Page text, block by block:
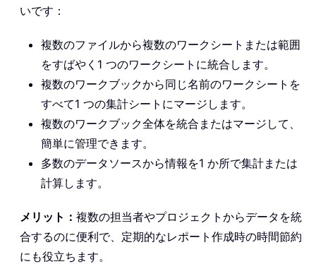
いです：
複数のファイルから複数のワークシートまたは範囲
をすばやく1 つのワークシートに統合します。
複数のワークブックから同じ名前のワークシートを
すべて1 つの集計シートにマージします。
複数のワークブック全体を統合またはマージして、
簡単に管理できます。
多数のデータソースから情報を1 か所で集計または
計算します。
メリット： 複数の担当者やプロジェクトからデータを統
合するのに便利で、定期的なレポート作成時の時間節約
にも役立ちます。